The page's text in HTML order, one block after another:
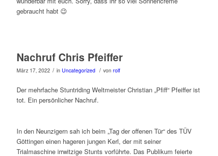
gebraucht habt 😉
Nachruf Chris Pfeiffer
März 17, 2022 / in Uncategorized / von rolf
Der mehrfache Stuntriding Weltmeister Christian „Pfiff“ Pfeiffer ist
tot. Ein persönlicher Nachruf.
In den Neunzigern sah ich beim „Tag der offenen Tür“ des TÜV
Göttingen einen hageren jungen Kerl, der mit seiner
Trialmaschine irrwitzige Stunts vorführte. Das Publikum feierte